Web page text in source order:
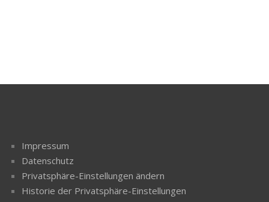
Impressum
Datenschutz
Privatsphäre-Einstellungen ändern
Historie der Privatsphäre-Einstellungen